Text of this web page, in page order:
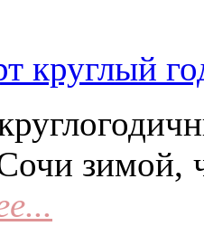
круглый
зимой,